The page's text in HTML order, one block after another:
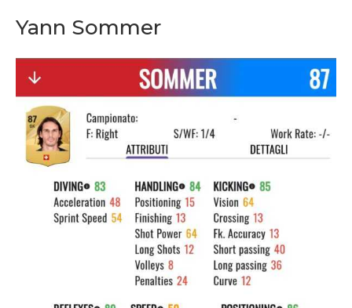
Yann Sommer